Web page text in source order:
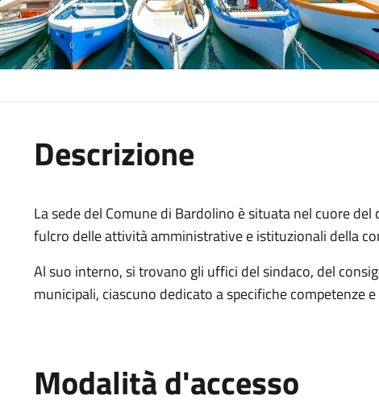
Descrizione
La sede del Comune di Bardolino è situata nel cuore
fulcro delle attività amministrative e istituzionali della
Al suo interno, si trovano gli uffici del sindaco, del
municipali, ciascuno dedicato a specifiche competenze
Modalità d'accesso